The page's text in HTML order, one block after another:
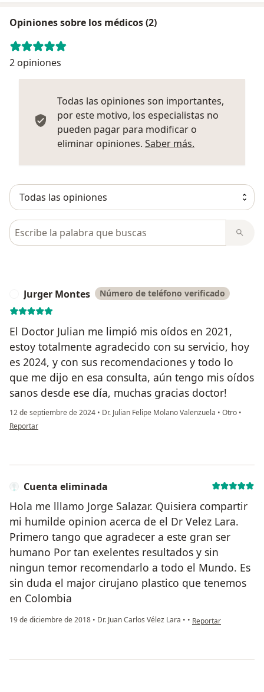
Opiniones sobre los médicos (2)
2 opiniones
Todas las opiniones son importantes,
por este motivo, los especialistas no
pueden pagar para modificar o
eliminar opiniones. Saber más.
Busca en opiniones
Jurger Montes Número de teléfono verificado
El Doctor Julian me limpió mis oídos en 2021,
estoy totalmente agradecido con su servicio, hoy
es 2024, y con sus recomendaciones y todo lo
que me dijo en esa consulta, aún tengo mis oídos
sanos desde ese día, muchas gracias doctor!
12 de septiembre de 2024 • Dr. Julian Felipe Molano Valenzuela • Otro •
en opinión del usuario Jurger Montes
Reportar
Cuenta eliminada
Hola me lllamo Jorge Salazar. Quisiera compartir
mi humilde opinion acerca de el Dr Velez Lara.
Primero tango que agradecer a este gran ser
humano Por tan exelentes resultados y sin
ningun temor recomendarlo a todo el Mundo. Es
sin duda el major cirujano plastico que tenemos
en Colombia
19 de diciembre de 2018 • Dr. Juan Carlos Vélez Lara • • en opinión del
Reportar